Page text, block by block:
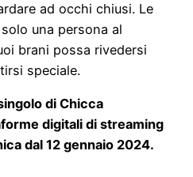
ad occhi chiusi. Le
una persona al
brani possa rivedersi
speciale.
di Chicca
digitali di streaming
dal 12 gennaio 2024.